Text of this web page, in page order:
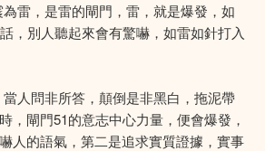
雷，是雷的閘門，雷，就是爆發，如
，別人聽起來會有驚嚇，如雷如針打入
人問非所答，顛倒是非黑白，拖泥帶
，閘門51的意志中心力量，便會爆發，
人的語氣，第二是追求實質證據，實事